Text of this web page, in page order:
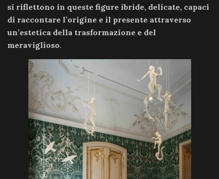
si riflettono in queste figure ibride, delicate, capaci
di raccontare l’origine e il presente attraverso
un’estetica della trasformazione e del
meraviglioso.